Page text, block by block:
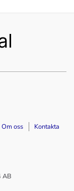
Om oss Kontakta
AB